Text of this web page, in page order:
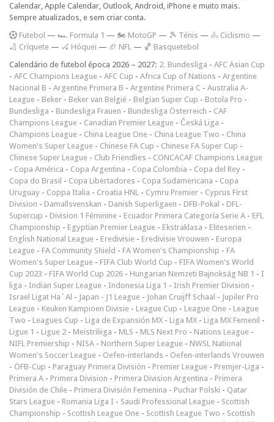
Calendar, Apple Calendar, Outlook, Android, iPhone e muito mais.
Sempre atualizados, e sem criar conta.
Futebol — 🏎️ Formula 1 — 🏍 MotoGP — 🎾 Ténis — 🚴 Ciclismo —
🏏 Críquete — 🏑 Hóquei — 🏈 NFL — 🏀 Basquetebol
Calendário de futebol época 2026 – 2027: 2. Bundesliga - AFC Asian Cup
- AFC Champions League - AFC Cup - Africa Cup of Nations - Argentine
Nacional B - Argentine Primera B - Argentine Primera C - Australia A-
League - Beker - Beker van België - Belgian Super Cup - Botola Pro -
Bundesliga - Bundesliga Frauen - Bundesliga Österreich - CAF
Champions League - Canadian Premier League - Česká Liga -
Champions League - China League One - China League Two - China
Women's Super League - Chinese FA Cup - Chinese FA Super Cup -
Chinese Super League - Club Friendlies - CONCACAF Champions League
- Copa América - Copa Argentina - Copa Colombia - Copa del Rey -
Copa do Brasil - Copa Libertadores - Copa Sudamericana - Copa
Uruguay - Coppa Italia - Croatia HNL - Cymru Premier - Cyprus First
Division - Damallsvenskan - Danish Superligaen - DFB-Pokal - DFL-
Supercup - Division 1 Féminine - Ecuador Primera Categoría Serie A - EFL
Championship - Egyptian Premier League - Ekstraklasa - Eliteserien -
English National League - Eredivisie - Eredivisie Vrouwen - Europa
League - FA Community Shield - FA Women's Championship - FA
Women's Super League - FIFA Club World Cup - FIFA Women's World
Cup 2023 - FIFA World Cup 2026 - Hungarian Nemzeti Bajnokság NB 1 - I
liga - Indian Super League - Indonesia Liga 1 - Irish Premier Division -
Israel Ligat Ha`Al - Japan - J1 League - Johan Cruijff Schaal - Jupiler Pro
League - Keuken Kampioen Divisie - League Cup - League One - League
Two - Leagues Cup - Liga de Expansión MX - Liga MX - Liga MX Femenil -
Ligue 1 - Ligue 2 - Meistriliiga - MLS - MLS Next Pro - Nations League -
NIFL Premiership - NISA - Northern Super League - NWSL National
Women's Soccer League - Oefen-interlands - Oefen-interlands Vrouwen
- ÖFB-Cup - Paraguay Primera División - Premier League - Premjer-Liga -
Primera A - Primera Division - Primera Division Argentina - Primera
División de Chile - Primera División Femenina - Puchar Polski - Qatar
Stars League - Romania Liga I - Saudi Professional League - Scottish
Championship - Scottish League One - Scottish League Two - Scottish